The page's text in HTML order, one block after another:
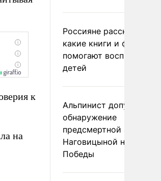
к
на
Россияне рассказали,
какие книги и фильмы
помогают воспитывать
детей
Альпинист допустил
обнаружение
предсмертной записки
Наговицыной на пике
Победы